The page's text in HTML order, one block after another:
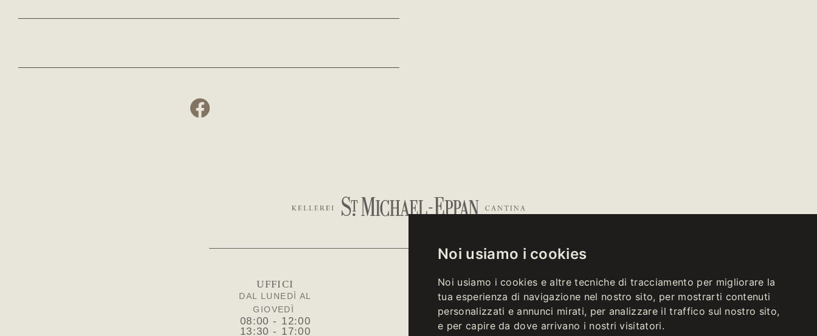
Noi usiamo i cookies
Noi usiamo i cookies e altre tecniche di tracciamento per migliorare la
tua esperienza di navigazione nel nostro sito, per mostrarti contenuti
personalizzati e annunci mirati, per analizzare il traffico sul nostro sito,
e per capire da dove arrivano i nostri visitatori.
UFFICI
DAL LUNEDÌ AL
GIOVEDÌ
08:00 - 12:00
13:30 - 17:00
WINESHOP
DAL LUNEDÌ AL
VENERDÌ
10:00 - 18:00